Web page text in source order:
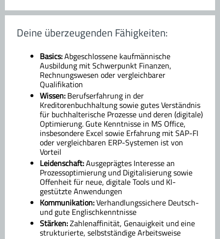
Deine überzeugenden Fähigkeiten:
Basics:Abgeschlossene kaufmännische
Ausbildung mit Schwerpunkt Finanzen,
Rechnungswesen oder vergleichbarer
Qualifikation
Wissen: Berufserfahrung in der
Kreditorenbuchhaltung sowie gutes Verständnis
für buchhalterische Prozesse und deren (digitale)
Optimierung. Gute Kenntnisse in MS Office,
insbesondere Excel sowie Erfahrung mit SAP-FI
oder vergleichbaren ERP-Systemen ist von
Vorteil
Leidenschaft:Ausgeprägtes Interesse an
Prozessoptimierung und Digitalisierung sowie
Offenheit für neue, digitale Tools und KI-
gestützte Anwendungen
Kommunikation:Verhandlungssichere Deutsch-
und gute Englischkenntnisse
Stärken:Zahlenaffinität, Genauigkeit und eine
strukturierte, selbstständige Arbeitsweise